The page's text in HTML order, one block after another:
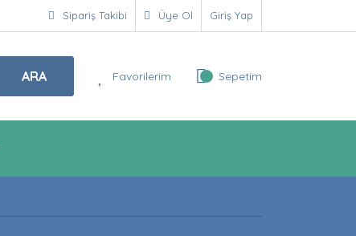
Sipariş Takibi Üye Ol Giriş Yap
ARA Favorilerim Sepetim